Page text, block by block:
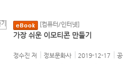
[컴퓨터/인터넷]
가장 쉬운 이모티콘 만들기
정수진 저 정보문화사 2019-12-17